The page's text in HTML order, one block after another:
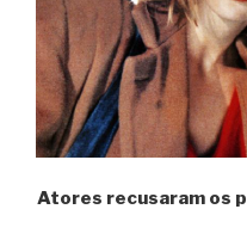
Atores recusaram os